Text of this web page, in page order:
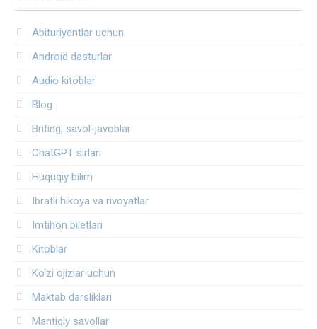
Abituriyentlar uchun
Android dasturlar
Audio kitoblar
Blog
Brifing, savol-javoblar
ChatGPT sirlari
Huquqiy bilim
Ibratli hikoya va rivoyatlar
Imtihon biletlari
Kitoblar
Ko‘zi ojizlar uchun
Maktab darsliklari
Mantiqiy savollar